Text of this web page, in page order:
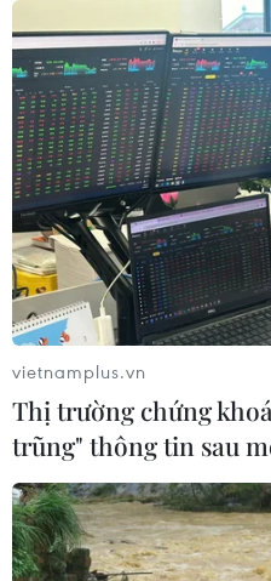
Thường trực Ban
Cẩm Tú tiếp Tổng Thư
CNDD-FDD Burundi
29/07/2026 08:24
Tăng cường quan hệ
tác song phương Việt
28/07/2026 14:17
Thảm sát tại Tây Bắc
nhất 30 người thiệt mạng
27/07/2026 22:54
vietnamplus.vn
Thị trường chứng
trũng" thông tin sau